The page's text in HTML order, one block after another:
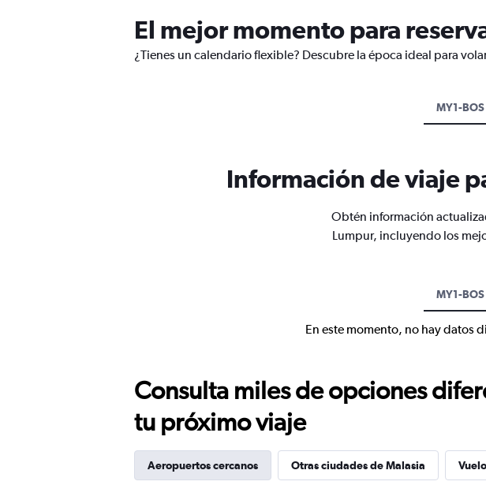
El mejor momento para
¿Tienes un calendario flexible? Descubre la época ideal para
MY1-BOS
Información de viaje
Obtén información
Lumpur, incluyendo los
MY1-BOS
En este momento, no hay datos
Consulta miles de opciones
tu próximo viaje
Aeropuertos cercanos Otras ciudades de Malasia